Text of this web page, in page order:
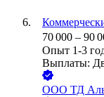
70 000 – 90
Опыт 1-3
Выплаты:
ООО ТД